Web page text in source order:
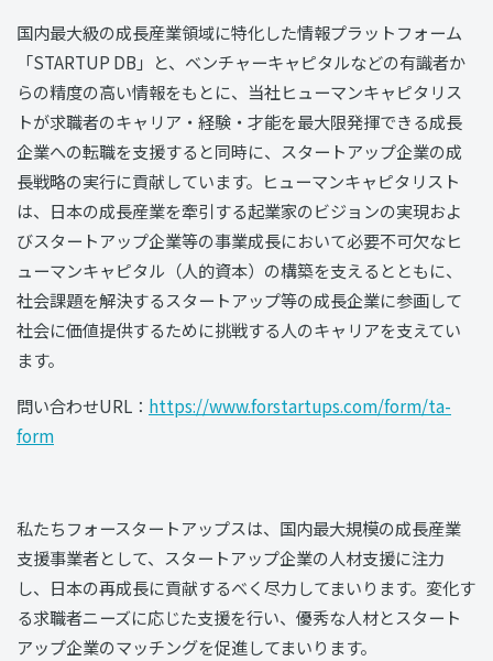
国内最大級の成長産業領域に特化した情報プラットフォーム
「STARTUP DB」と、ベンチャーキャピタルなどの有識者か
らの精度の高い情報をもとに、当社ヒューマンキャピタリス
トが求職者のキャリア・経験・才能を最大限発揮できる成長
企業への転職を支援すると同時に、スタートアップ企業の成
長戦略の実行に貢献しています。ヒューマンキャピタリスト
は、日本の成長産業を牽引する起業家のビジョンの実現およ
びスタートアップ企業等の事業成長において必要不可欠なヒ
ューマンキャピタル（人的資本）の構築を支えるとともに、
社会課題を解決するスタートアップ等の成長企業に参画して
社会に価値提供するために挑戦する人のキャリアを支えてい
ます。
問い合わせURL： https://www.forstartups.com/form/ta-
form
私たちフォースタートアップスは、国内最大規模の成長産業
支援事業者として、スタートアップ企業の人材支援に注力
し、日本の再成長に貢献するべく尽力してまいります。変化す
る求職者ニーズに応じた支援を行い、優秀な人材とスタート
アップ企業のマッチングを促進してまいります。